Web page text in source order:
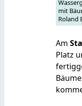
mit
Roland
Am
Platz